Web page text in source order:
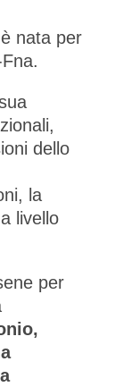
è nata per
dello
la
livello
per